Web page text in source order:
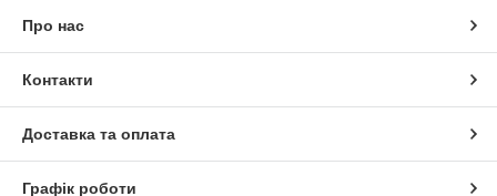
Про нас
Контакти
Доставка та оплата
Графік роботи